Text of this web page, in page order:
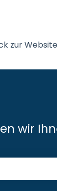
zur Website
wir